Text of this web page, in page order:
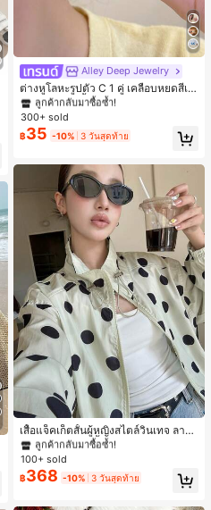
Alley Deep Jewelry
ต่างหูโลหะรูปตัว C 1 คู่ เคลือบหยดสีเห
ลือง ลายจุดสีน้ำเงิน สไตล์ยุโรปและอเม
ริกัน แฟชั่นส่วนตัว หวานและสง่างาม
สำหรับผู้หญิงและเด็กหญิง สำหรับการเ
ดินทาง งานแต่งงาน ปาร์ตี้ วันเกิด ของ
#1 ขายดี ใน โบโฮ ต่างหูผู้หญิง
ลูกค้ากลับมาซื้อซ้ำ!
เกือบหมดแล้ว!
#1 ขายดี ใน โบโฮ ต่างหูผู้หญิง
ลูกค้ากลับมาซื้อซ้ำ!
เกือบหมดแล้ว!
#1 ขายดี ใน โบโฮ ต่างหูผู้หญิง
ลูกค้ากลับมาซื้อซ้ำ!
เกือบหมดแล้ว!
#1 ขายดี ใน โบโฮ ต่างหูผู้หญิง
เกือบหมดแล้ว!
300+ sold
฿35 -10% 3 วันสุดท้าย
เสื้อแจ็คเก็ตสั้นผู้หญิงสไตล์วินเทจ ลายจุ
ดขนาดใหญ่ คอตั้ง เอวเข้ารูป แขนพอง
ทรงหลวม แฟชั่นอเนกประสงค์ สำหรับใ
ส่ประจำวันและไปเที่ยวพักผ่อน
#1 ขายดี
ใน กระเป๋า เสื้อคลุมลำลอง
ลูกค้ากลับมาซื้อซ้ำ!
#1 ขายดี ใน กระเป๋า เสื้อคลุมลำลอง
ลูกค้ากลับมาซื้อซ้ำ!
#1 ขายดี ใน กระเป๋า เสื้อคลุมลำลอง
ลูกค้ากลับมาซื้อซ้ำ!
#1 ขายดี ใน กระเป๋า เสื้อคลุมลำลอง
100+ sold
฿368 -10% 3 วันสุดท้าย